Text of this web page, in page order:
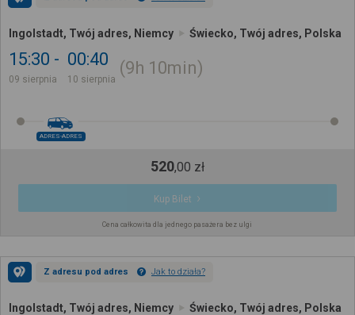
Ingolstadt, Twój adres, Niemcy Świecko, Twój adres, Polska
15:30
09 sierpnia
00:40
10 sierpnia
9h 10min
ADRES-ADRES
520,00 zł
Kup Bilet
Cena całkowita dla jednego pasażera bez ulgi
Z adresu pod adres Jak to działa?
Ingolstadt, Twój adres, Niemcy Świecko, Twój adres, Polska